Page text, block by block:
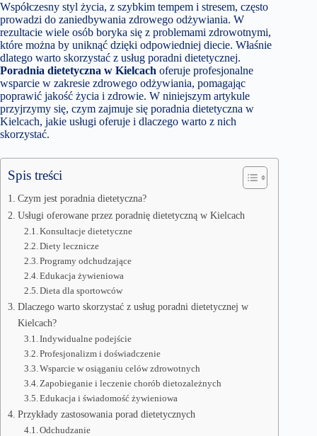
Współczesny styl życia, z szybkim tempem i stresem, często
prowadzi do zaniedbywania zdrowego odżywiania. W
rezultacie wiele osób boryka się z problemami zdrowotnymi,
które można by uniknąć dzięki odpowiedniej diecie. Właśnie
dlatego warto skorzystać z usług poradni dietetycznej.
Poradnia dietetyczna w Kielcach oferuje profesjonalne
wsparcie w zakresie zdrowego odżywiania, pomagając
poprawić jakość życia i zdrowie. W niniejszym artykule
przyjrzymy się, czym zajmuje się poradnia dietetyczna w
Kielcach, jakie usługi oferuje i dlaczego warto z nich
skorzystać.
Spis treści
Czym jest poradnia dietetyczna?
Usługi oferowane przez poradnię dietetyczną w Kielcach
Konsultacje dietetyczne
Diety lecznicze
Programy odchudzające
Edukacja żywieniowa
Dieta dla sportowców
Dlaczego warto skorzystać z usług poradni dietetycznej w
Kielcach?
Indywidualne podejście
Profesjonalizm i doświadczenie
Wsparcie w osiąganiu celów zdrowotnych
Zapobieganie i leczenie chorób dietozależnych
Edukacja i świadomość żywieniowa
Przykłady zastosowania porad dietetycznych
Odchudzanie